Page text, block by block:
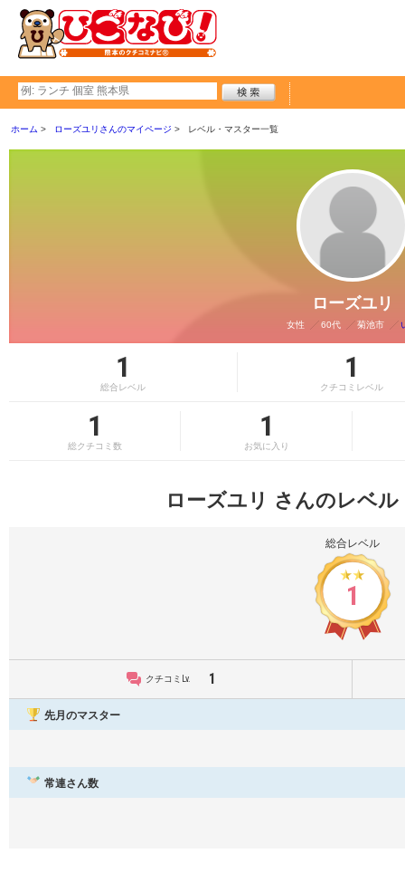
ホーム ローズユリさんのマイページ レベル・マスター一覧
ローズユリ
女性 60代 菊池市
1
総合レベル
1
クチコミレベル
1
総クチコミ数
1
お気に入り
ローズユリ さんのレベ
総合レベル
1
クチコミLv. 1
先月のマスター
常連さん数